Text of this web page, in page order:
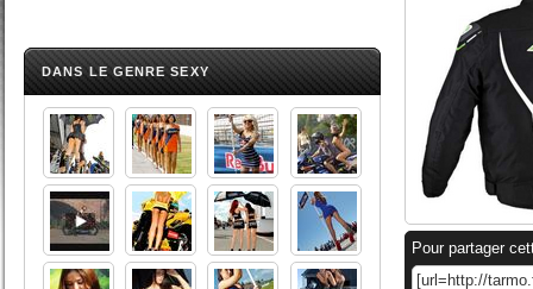
DANS LE GENRE SEXY
Pour partager